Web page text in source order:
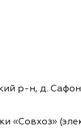
р-н, д.
«Совхоз»